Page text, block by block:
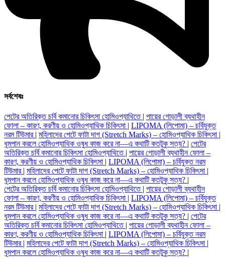
সর্বশেষঃ
পেটের অতিরিক্ত চর্বি কমানোর চিকিৎসা হোমিওপ্যাথিতে | পায়ের গোড়ালী ব্যথাহীন
ফোলা – কারণ, করণীয় ও হোমিওপ্যাথিক চিকিৎসা | LIPOMA (লিপোমা) – চর্বিযুক্ত
নরম টিউমার | মহিলাদের পেটে ফাটা দাগ (Stretch Marks) – হোমিওপ্যাথিক চিকিৎসা |
ধূমপান করলে হোমিওপ্যাথিক ওষুধ কাজ করে না—এ কথাটি কতটুকু সত্য? | পেটের
অতিরিক্ত চর্বি কমানোর চিকিৎসা হোমিওপ্যাথিতে | পায়ের গোড়ালী ব্যথাহীন ফোলা –
কারণ, করণীয় ও হোমিওপ্যাথিক চিকিৎসা | LIPOMA (লিপোমা) – চর্বিযুক্ত নরম
টিউমার | মহিলাদের পেটে ফাটা দাগ (Stretch Marks) – হোমিওপ্যাথিক চিকিৎসা |
ধূমপান করলে হোমিওপ্যাথিক ওষুধ কাজ করে না—এ কথাটি কতটুকু সত্য? |
পেটের অতিরিক্ত চর্বি কমানোর চিকিৎসা হোমিওপ্যাথিতে | পায়ের গোড়ালী ব্যথাহীন
ফোলা – কারণ, করণীয় ও হোমিওপ্যাথিক চিকিৎসা | LIPOMA (লিপোমা) – চর্বিযুক্ত
নরম টিউমার | মহিলাদের পেটে ফাটা দাগ (Stretch Marks) – হোমিওপ্যাথিক চিকিৎসা |
ধূমপান করলে হোমিওপ্যাথিক ওষুধ কাজ করে না—এ কথাটি কতটুকু সত্য? | পেটের
অতিরিক্ত চর্বি কমানোর চিকিৎসা হোমিওপ্যাথিতে | পায়ের গোড়ালী ব্যথাহীন ফোলা –
কারণ, করণীয় ও হোমিওপ্যাথিক চিকিৎসা | LIPOMA (লিপোমা) – চর্বিযুক্ত নরম
টিউমার | মহিলাদের পেটে ফাটা দাগ (Stretch Marks) – হোমিওপ্যাথিক চিকিৎসা |
ধূমপান করলে হোমিওপ্যাথিক ওষুধ কাজ করে না—এ কথাটি কতটুকু সত্য? |